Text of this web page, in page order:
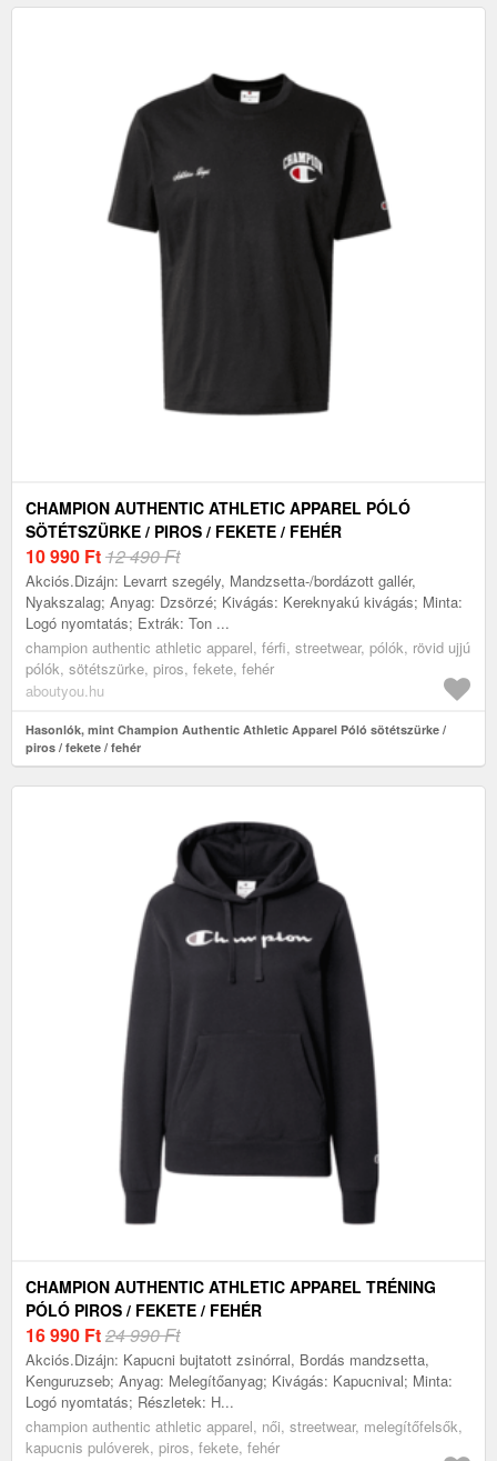
CHAMPION AUTHENTIC ATHLETIC APPAREL PÓLÓ
SÖTÉTSZÜRKE / PIROS / FEKETE / FEHÉR
10 990 Ft12 490 Ft
Akciós.Dizájn: Levarrt szegély, Mandzsetta-/bordázott gallér,
Nyakszalag; Anyag: Dzsörzé; Kivágás: Kereknyakú kivágás; Minta:
Logó nyomtatás; Extrák: Ton ...
champion authentic athletic apparel, férfi, streetwear, pólók, rövid ujjú
pólók, sötétszürke, piros, fekete, fehér
aboutyou.hu
Hasonlók, mint Champion Authentic Athletic Apparel Póló sötétszürke /
piros / fekete / fehér
CHAMPION AUTHENTIC ATHLETIC APPAREL TRÉNING
PÓLÓ PIROS / FEKETE / FEHÉR
16 990 Ft24 990 Ft
Akciós.Dizájn: Kapucni bujtatott zsinórral, Bordás mandzsetta,
Kenguruzseb; Anyag: Melegítőanyag; Kivágás: Kapucnival; Minta:
Logó nyomtatás; Részletek: H...
champion authentic athletic apparel, női, streetwear, melegítőfelsők,
kapucnis pulóverek, piros, fekete, fehér